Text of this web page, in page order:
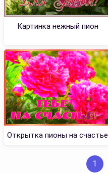
Картинка нежный пион
Открытка пионы на счастье
1